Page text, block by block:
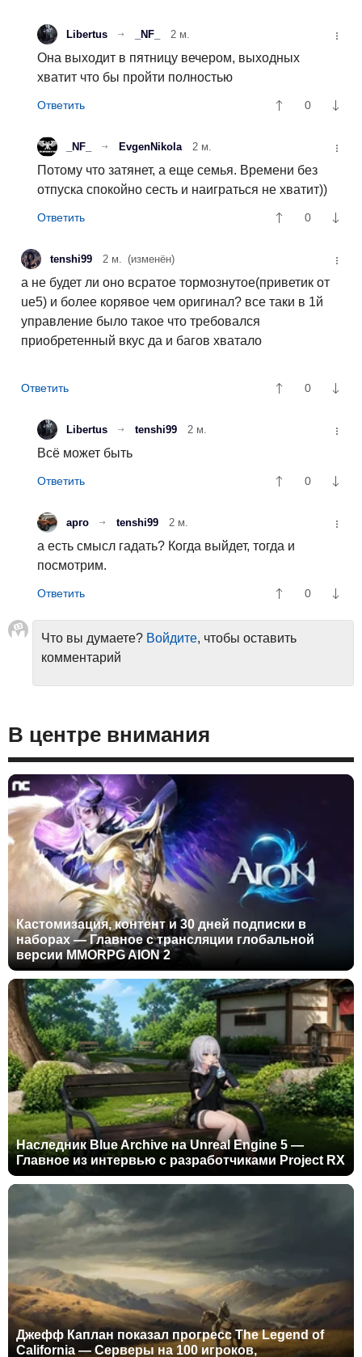
Libertus _NF_ 2 м.
Она выходит в пятницу вечером, выходных
хватит что бы пройти полностью
0
_NF_ EvgenNikola 2 м.
Потому что затянет, а еще семья. Времени без
отпуска спокойно сесть и наиграться не хватит))
0
tenshi99 2 м. (изменён)
а не будет ли оно всратое тормознутое(приветик от
ue5) и более корявое чем оригинал? все таки в 1й
управление было такое что требовался
приобретенный вкус да и багов хватало
0
Libertus tenshi99 2 м.
Всё может быть
0
арго tenshi99 2 м.
а есть смысл гадать? Когда выйдет, тогда и
посмотрим.
0
Что вы думаете? Войдите, чтобы оставить
комментарий
В центре внимания
Кастомизация, контент и 30 дней подписки в
наборах — Главное с трансляции глобальной
версии MMORPG AION 2
Наследник Blue Archive на Unreal Engine 5 —
Главное из интервью с разработчиками Project RX
Джефф Каплан показал прогресс The Legend of
California — Серверы на 100 игроков,